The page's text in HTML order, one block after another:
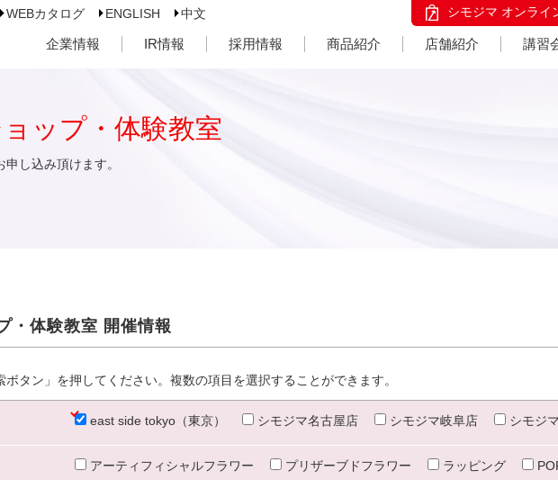
WEBカタログ ENGLISH 中文 シモジマ オンライ
企業情報 IR情報 採用情報 商品紹介 店舗紹介 講習
ップ・体験教室
し込み頂けます。
・体験教室 開催情報
タン」を押してください。複数の項目を選択することができます。
east side tokyo（東京） シモジマ名古屋店 シモジマ岐阜店 シモジ
アーティフィシャルフラワー プリザーブドフラワー ラッピング